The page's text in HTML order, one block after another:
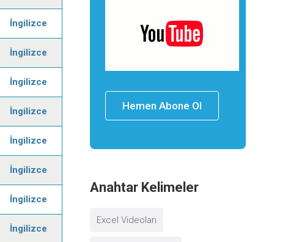
İngilizce
İngilizce
İngilizce
İngilizce
İngilizce
İngilizce
İngilizce
İngilizce
Hemen Abone Ol
Anahtar Kelimeler
Excel Videoları